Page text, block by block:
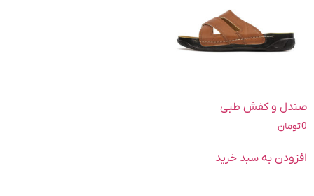
صندل و کفش طبی
0تومان
افزودن به سبد خرید